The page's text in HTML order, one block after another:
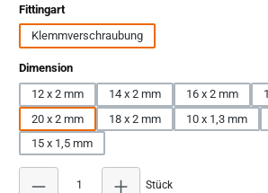
Fittingartauswählen
Klemmverschraubung
Dimensionauswählen
12 x 2 mm
14 x 2 mm 16 x 2 mm
20 x 2 mm
18 x 2 mm 10 x 1,3 mm
15 x 1,5 mm
Stück